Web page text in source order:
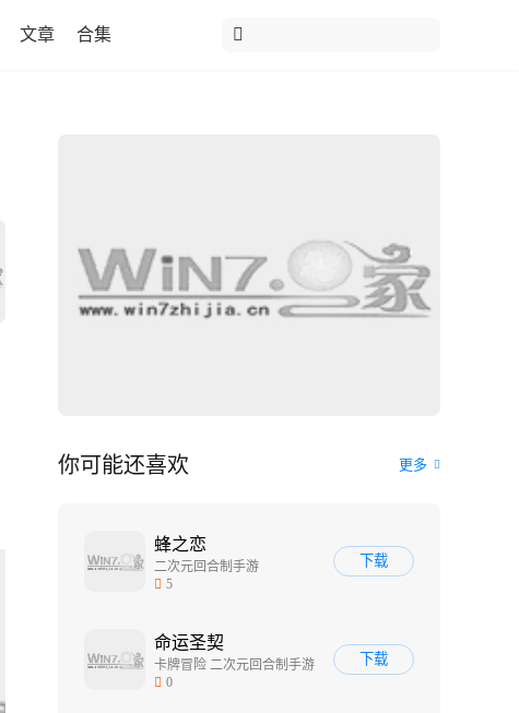
文章 合集
你可能还喜欢 更多
蜂之恋
二次元回合制手游
5
下载
命运圣契
卡牌冒险 二次元回合制手游
0
下载